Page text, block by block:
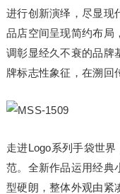
进行创新演绎，尽显现
品店空间呈现简约布局
调彰显经久不衰的品牌
牌标志性象征，在溯回
走进Logo系列手袋世
范。全新作品运用经典
型硬朗，整体外观由紧